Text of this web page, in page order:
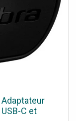
Adaptateur
C et